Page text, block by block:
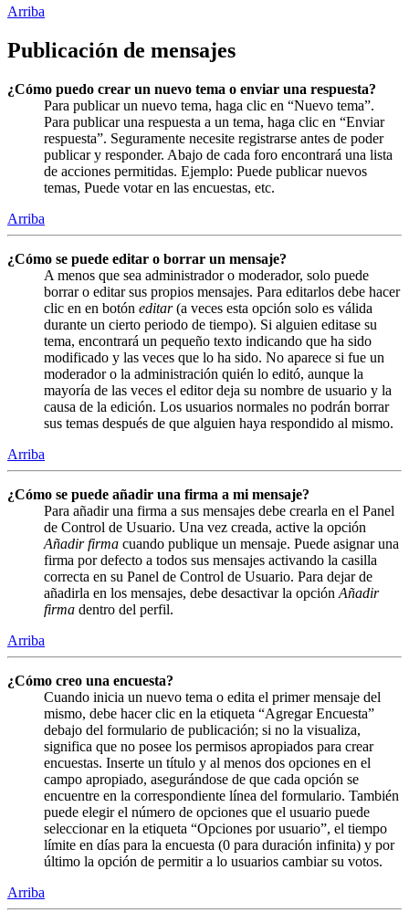
Arriba
Publicación de mensajes
¿Cómo puedo crear un nuevo tema o enviar una respuesta?
Para publicar un nuevo tema, haga clic en “Nuevo tema”.
Para publicar una respuesta a un tema, haga clic en “Enviar
respuesta”. Seguramente necesite registrarse antes de poder
publicar y responder. Abajo de cada foro encontrará una lista
de acciones permitidas. Ejemplo: Puede publicar nuevos
temas, Puede votar en las encuestas, etc.
Arriba
¿Cómo se puede editar o borrar un mensaje?
A menos que sea administrador o moderador, solo puede
borrar o editar sus propios mensajes. Para editarlos debe hacer
clic en en botón editar(a veces esta opción solo es válida
durante un cierto periodo de tiempo). Si alguien editase su
tema, encontrará un pequeño texto indicando que ha sido
modificado y las veces que lo ha sido. No aparece si fue un
moderador o la administración quién lo editó, aunque la
mayoría de las veces el editor deja su nombre de usuario y la
causa de la edición. Los usuarios normales no podrán borrar
sus temas después de que alguien haya respondido al mismo.
Arriba
¿Cómo se puede añadir una firma a mi mensaje?
Para añadir una firma a sus mensajes debe crearla en el Panel
de Control de Usuario. Una vez creada, active la opción
Añadir firma cuando publique un mensaje. Puede asignar una
firma por defecto a todos sus mensajes activando la casilla
correcta en su Panel de Control de Usuario. Para dejar de
añadirla en los mensajes, debe desactivar la opción Añadir
firma dentro del perfil.
Arriba
¿Cómo creo una encuesta?
Cuando inicia un nuevo tema o edita el primer mensaje del
mismo, debe hacer clic en la etiqueta “Agregar Encuesta”
debajo del formulario de publicación; si no la visualiza,
significa que no posee los permisos apropiados para crear
encuestas. Inserte un título y al menos dos opciones en el
campo apropiado, asegurándose de que cada opción se
encuentre en la correspondiente línea del formulario. También
puede elegir el número de opciones que el usuario puede
seleccionar en la etiqueta “Opciones por usuario”, el tiempo
límite en días para la encuesta (0 para duración infinita) y por
último la opción de permitir a lo usuarios cambiar su votos.
Arriba